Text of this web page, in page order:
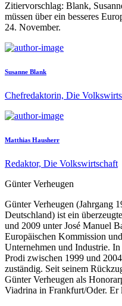
Zitiervorschlag: Blank,
müssen über ein besseres
24. November.
Susanne Blank
Chefredaktorin, Die
Matthias Hausherr
Redaktor, Die Volkswirtschaft
Günter Verheugen
Günter Verheugen (Jahrgang
Deutschland) ist ein
und 2009 unter José Manuel
Europäischen Kommission
Unternehmen und Industrie.
Prodi zwischen 1999 und
zuständig. Seit seinem
Günter Verheugen als
Viadrina in Frankfurt/Oder. Er